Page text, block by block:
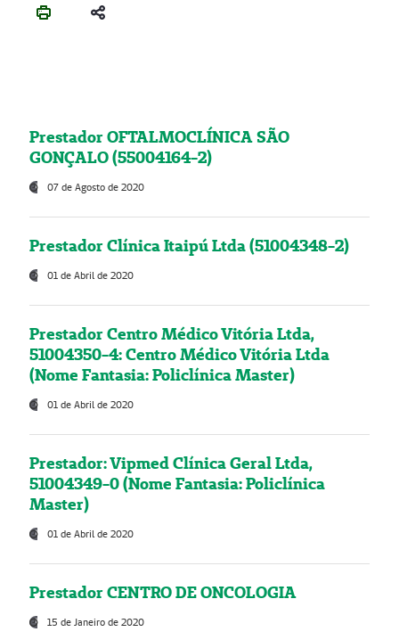
Prestador OFTALMOCLÍNICA SÃO
GONÇALO (55004164-2)
07 de Agosto de 2020
Prestador Clínica Itaipú Ltda (51004348-2)
01 de Abril de 2020
Prestador Centro Médico Vitória Ltda,
51004350-4: Centro Médico Vitória Ltda
(Nome Fantasia: Policlínica Master)
01 de Abril de 2020
Prestador: Vipmed Clínica Geral Ltda,
51004349-0 (Nome Fantasia: Policlínica
Master)
01 de Abril de 2020
Prestador CENTRO DE ONCOLOGIA
15 de Janeiro de 2020